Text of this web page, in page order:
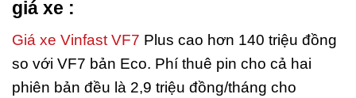
giá xe :
Giá xe Vinfast VF7 Plus cao hơn 140 triệu đồng
so với VF7 bản Eco. Phí thuê pin cho cả hai
phiên bản đều là 2,9 triệu đồng/tháng cho